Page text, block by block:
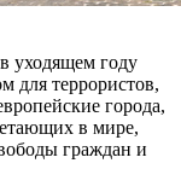
уходящем году
для террористов,
города,
в мире,
граждан и